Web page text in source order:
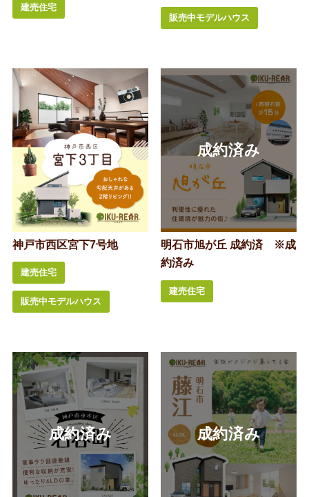
建売住宅
販売中モデルハウス
神戸市西区宮下7号地
建売住宅
販売中モデルハウス
明石市旭が丘 成約済 ※成
約済み
建売住宅